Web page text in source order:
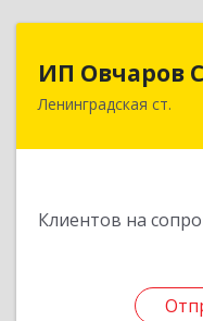
ИП Овчаров
Ленинградская ст.
Клиентов на
ИП Овчаров
353740,